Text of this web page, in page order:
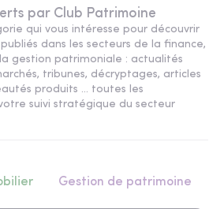
par Club Patrimoine
qui vous intéresse pour découvrir
dans les secteurs de la finance,
gestion patrimoniale : actualités
tribunes, décryptages, articles
produits ... toutes les
suivi stratégique du secteur
Gestion de patrimoine